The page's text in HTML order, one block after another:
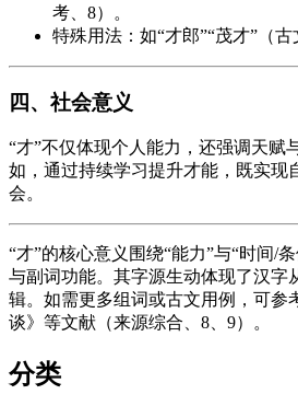
考、8）。
特殊用法：如“才郎”“茂才”（古
四、社会意义
“才”不仅体现个人能力，还强调天赋
如，通过持续学习提升才能，既实现
会。
“才”的核心意义围绕“能力”与“时间/
与副词功能。其字源生动体现了汉字
辑。如需更多组词或古文用例，可参
谈》等文献（来源综合、8、9）。
分类